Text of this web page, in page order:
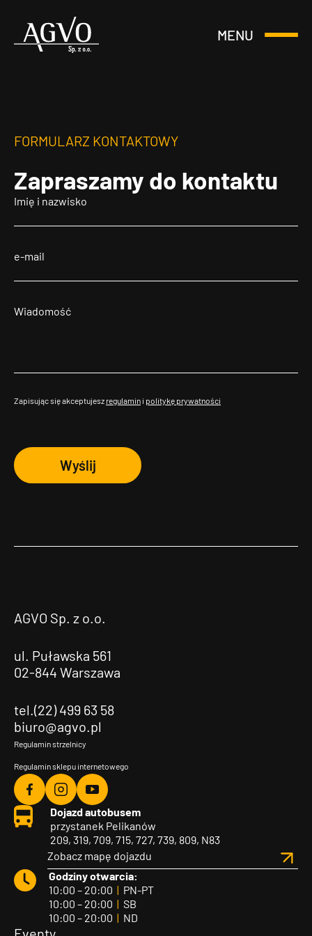
Header
MENU
Otwórz
FORMULARZ KONTAKTOWY
Zapraszamy do kontaktu
Zapisując się akceptujesz regulamin i politykę prywatności
Wyślij
AGVO Sp. z o.o.
ul. Puławska 561
02-844 Warszawa
tel.(22) 499 63 58
biuro@agvo.pl
Regulamin strzelnicy
Regulamin sklepu internetowego
Agvo
Facebook
Agvo
Instagram
Agvo
YouTube
Dojazd autobusem
przystanek Pelikanów
209, 319, 709, 715, 727, 739, 809, N83
Zobacz mapę dojazdu
Godziny otwarcia:
10:00 – 20:00 | PN-PT
10:00 – 20:00 | SB
10:00 – 20:00 | ND